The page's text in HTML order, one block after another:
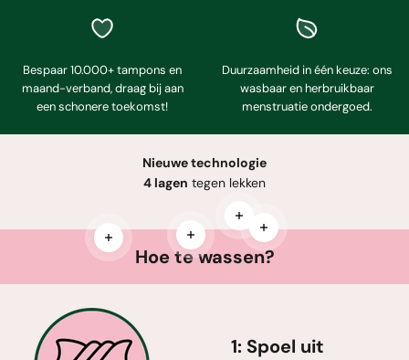
Bespaar 10.000+ tampons en
maand-verband, draag bij aan
een schonere toekomst!
Duurzaamheid in één keuze: ons
wasbaar en herbruikbaar
menstruatie ondergoed.
Nieuwe technologie
4 lagen tegen lekken
Meer informatie
Meer informatie
Meer informatie
Meer informatie
Hoe te wassen?
1: Spoel uit